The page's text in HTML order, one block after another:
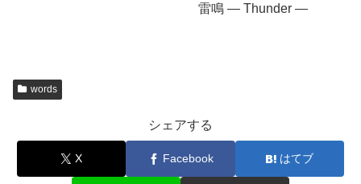
雷鳴 — Thunder —
words
シェアする
X Facebook はてブ